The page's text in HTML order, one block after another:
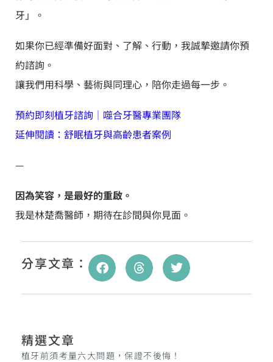
牙」。
如果你已經準備好面對、了解、行動，我誠摯邀請你預
約諮詢。
讓我們用科學、藝術與同理心，陪你走過每一步。
預約即刻植牙諮詢｜噬合牙醫專業團隊
延伸閱讀：舒眠植牙與高齡患者案例
—
因為笑容，是最好的重啟。
我是林楚喬醫師，期待在診間與你見面。
分享文章：
精選文章
植牙前須考量六大問題，保證不後悔！